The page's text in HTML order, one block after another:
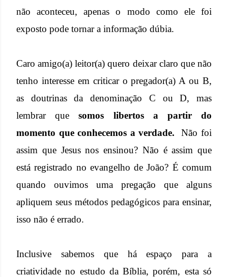
não aconteceu, apenas o modo como ele foi
exposto pode tornar a informação dúbia.
Caro amigo(a) leitor(a) quero deixar claro que não
tenho interesse em criticar o pregador(a) A ou B,
as doutrinas da denominação C ou D, mas
lembrar quesomos libertos a partir do
momento que conhecemos a verdade.
Não foi
assim que Jesus nos ensinou? Não é assim que
está registrado no evangelho de João? É comum
quando ouvimos uma pregação que alguns
apliquem seus métodos pedagógicos para ensinar,
isso não é errado.
Inclusive sabemos que há espaço para a
criatividade no estudo da Bíblia, porém, esta só